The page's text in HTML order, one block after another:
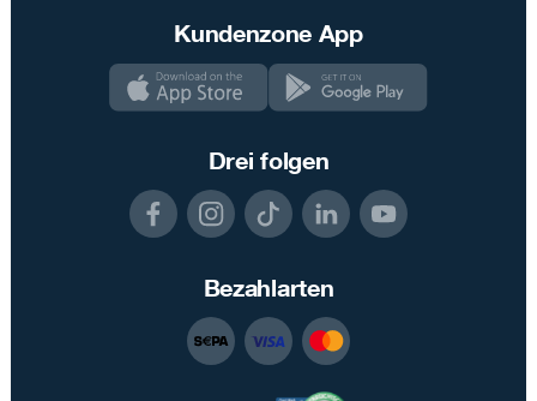
Kundenzone App
Drei folgen
Bezahlarten